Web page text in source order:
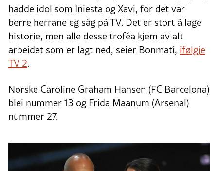
hadde idol som Iniesta og Xavi, for det var
berre herrane eg såg på TV. Det er stort å lage
historie, men alle desse troféa kjem av alt
arbeidet som er lagt ned, seier Bonmatí, ifølgje
TV 2.
Norske Caroline Graham Hansen (FC Barcelona)
blei nummer 13 og Frida Maanum (Arsenal)
nummer 27.